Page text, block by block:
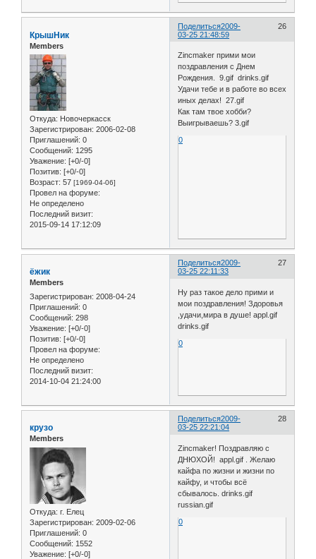
Поделиться 26
2009-
03-25 21:48:59
КрышНик
Members
Откуда: Новочеркасск
Зарегистрирован: 2006-02-08
Приглашений: 0
Сообщений: 1295
Уважение: [+0/-0]
Позитив: [+0/-0]
Возраст: 57 [1969-04-06]
Провел на форуме:
Не определено
Последний визит:
2015-09-14 17:12:09
Zincmaker прими мои
поздравления с Днем
Рождения. 9.gif drinks.gif
Удачи тебе и в работе во всех
иных делах! 27.gif
Как там твое хобби?
Выигрываешь? 3.gif
0
Поделиться 27
2009-
03-25 22:11:33
ёжик
Members
Зарегистрирован: 2008-04-24
Приглашений: 0
Сообщений: 298
Уважение: [+0/-0]
Позитив: [+0/-0]
Провел на форуме:
Не определено
Последний визит:
2014-10-04 21:24:00
Ну раз такое дело прими и
мои поздравления! Здоровья
,удачи,мира в душе! appl.gif
drinks.gif
0
Поделиться 28
2009-
03-25 22:21:04
крузо
Members
Откуда: г. Елец
Зарегистрирован: 2009-02-06
Приглашений: 0
Сообщений: 1552
Уважение: [+0/-0]
Zincmaker! Поздравляю с
ДНЮХОЙ! appl.gif . Желаю
кайфа по жизни и жизни по
кайфу, и чтобы всё
сбывалось. drinks.gif
russian.gif
0